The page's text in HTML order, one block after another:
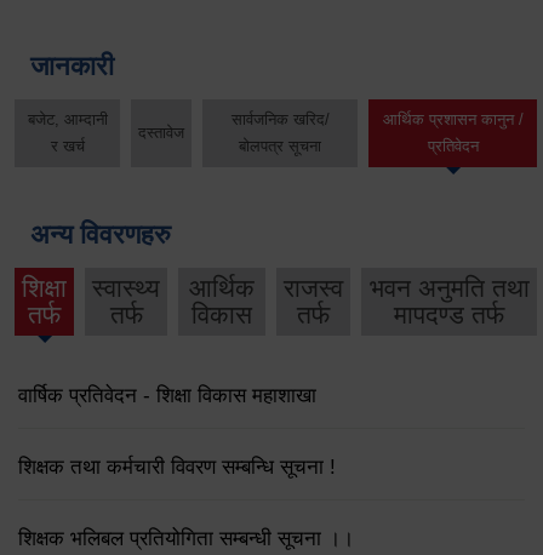
जानकारी
बजेट, आम्दानी
र खर्च
दस्तावेज
सार्वजनिक खरिद/
बोलपत्र सूचना
आर्थिक प्रशासन कानुन /
प्रतिवेदन
अन्य विवरणहरु
शिक्षा
तर्फ
स्वास्थ्य
तर्फ
आर्थिक
विकास
राजस्व
तर्फ
भवन अनुमति तथा
मापदण्ड तर्फ
वार्षिक प्रतिवेदन - शिक्षा विकास महाशाखा
शिक्षक तथा कर्मचारी विवरण सम्बन्धि सूचना !
शिक्षक भलिबल प्रतियोगिता सम्बन्धी सूचना ।।